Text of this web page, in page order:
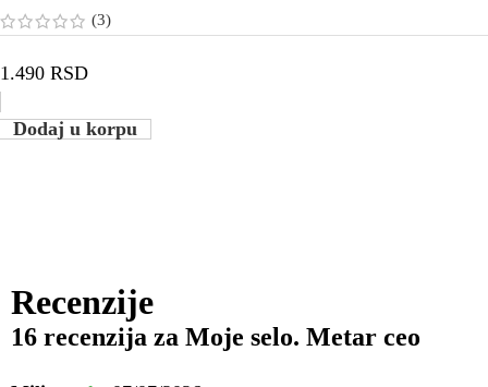
(3)
1.490 RSD
Dodaj u korpu
Recenzije
16 recenzija za Moje selo. Metar ceo